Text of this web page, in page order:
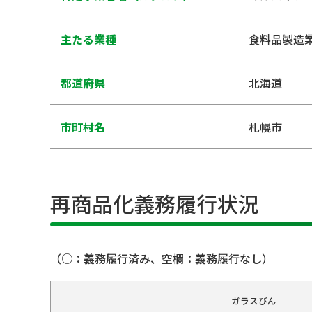
主たる業種 食料品製造
都道府県 北海道
市町村名 札幌市
再商品化義務履行状況
（○：義務履行済み、空欄：義務履行なし）
ガラスびん